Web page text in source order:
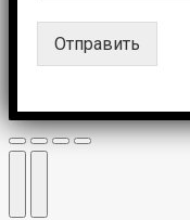
Отправить